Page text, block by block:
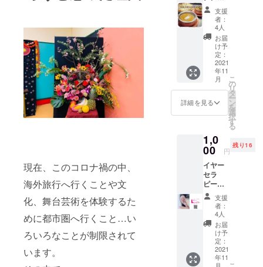
現在、このコロナ禍の中、
海外旅行へ行くことや文
化、舞台芸術を体験するた
めに都市圏へ行くこと…い
ろいろなことが制限されて
います。
になり舞台
の楽しみを
味わうこと
ができなく
なっていま
す。
そんな中、
「何か楽し
たい！富士
山のふもと
でリトルイ
ンディアが
出来たら楽
しそうじゃ
ない？」
ということ
で、ナマス
テ富士山
リンク
券1枚を
お渡し
しま
す。 ※
写真は
イメー
ジで
す。
ストラ
ン ス
バビハ
ニ
特別割
引券
500円分
（限定
２０
名） 静
岡県磐
田市・
富士市
インド
＆アジ
アンレ
ストラ
ン ス
バビハ
ニにて
使用で
きる500
円のお
食事券
になり
ます。
（1000
支援
者：
4人
お届
け予
定：
2021
年11
月
詳細を見る
こ
の
リ
タ
ー
ン
を
選
択
す
る
1,0
00 円
残り16
イヤー
セラ
ピー＆
耳つぼ
ジュエ
リーサ
ロン
「Ｌ’or
eille ロ
レイ
ユ」
支援
者：
4人
お届
け予
定：
2021
年11
月